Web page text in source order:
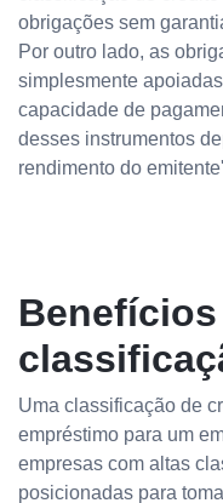
obrigações sem
Por outro lado, as
simplesmente
capacidade de
desses instrumentos
rendimento do
Uma classificação de
empréstimo para um
empresas com altas
posicionadas para